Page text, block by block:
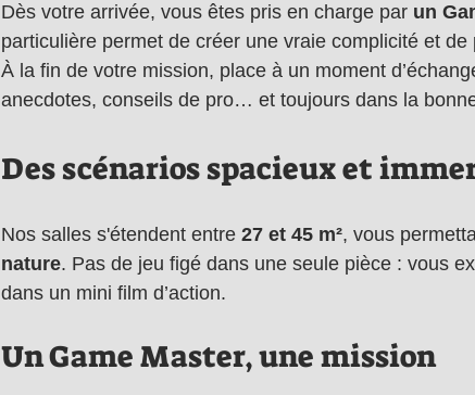
Dès votre arrivée, vous êtes pris en charge par un
particulière permet de créer une vraie complicité et de
À la fin de votre mission, place à un moment
anecdotes, conseils de pro… et toujours dans la
Des scénarios spacieux et
Nos salles s'étendent entre 27 et 45 m², vous
nature. Pas de jeu figé dans une seule pièce : vous
dans un mini film d’action.
Un Game Master, une mission